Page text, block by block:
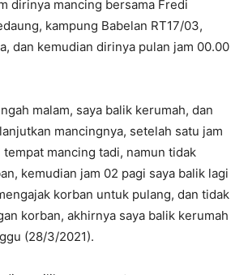
dirinya mancing bersama Fredi
kampung Babelan RT17/03,
dan kemudian dirinya pulan jam 00.00
malam, saya balik kerumah, dan
mancingnya, setelah satu jam
tempat mancing tadi, namun tidak
kemudian jam 02 pagi saya balik lagi
korban untuk pulang, dan tidak
korban, akhirnya saya balik kerumah
(28/3/2021).